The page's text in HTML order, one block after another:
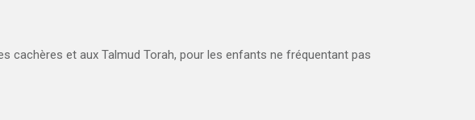
cachères et aux Talmud Torah, pour les enfants ne fréquentant pas